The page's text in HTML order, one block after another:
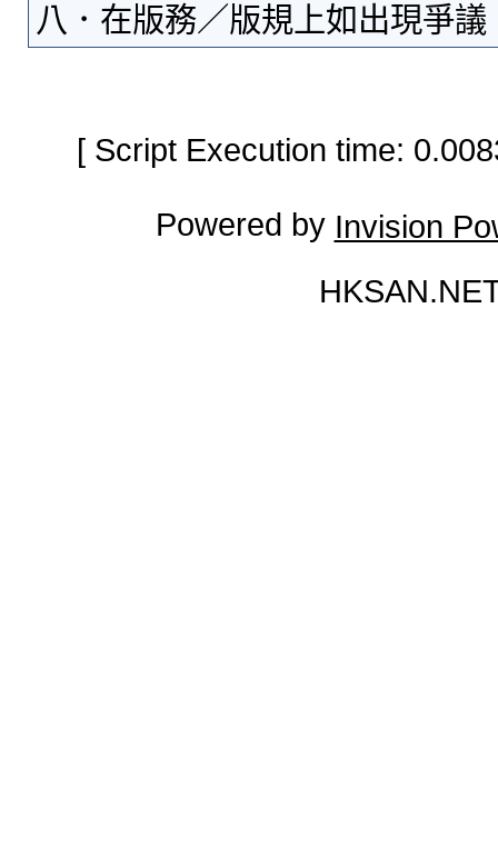
八．在版務／版規上如出現爭
[ Script Execution time:
Powered by Invision